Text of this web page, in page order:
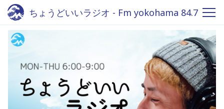
ちょうどいいラジオ - Fm yokohama 84.7